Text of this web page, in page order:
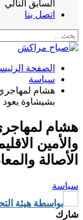
السابق التالي
اتصل بنا
الصفحة
سياسة
هشام لمهاجري
بشيشاوة
هشام
والأمين
الأصالة
سياسة
بواسطة هيئة
شارك